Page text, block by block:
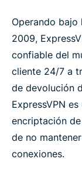
Operando bajo
2009,
confiable del
cliente 24/7 a
de devolución
ExpressVPN
encriptación
de no
conexiones.